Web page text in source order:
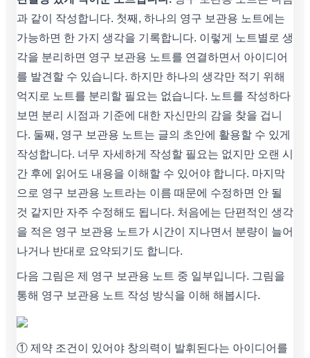
과 같이 작성합니다. 첫째, 하나의 영구 보관용 노트에는
가능하면 한 가지 생각을 기록합니다. 이렇게 노트별로 생
각을 분리하면 영구 보관용 노트를 연결하면서 아이디어
를 발견할 수 있습니다. 하지만 하나의 생각만 적기 위해
억지로 노트를 분리할 필요는 없습니다. 노트를 작성하다
보면 분리 시점과 기준에 대한 자신만의 감을 찾을 겁니
다. 둘째, 영구 보관용 노트는 글의 초안에 활용할 수 있게
작성합니다. 너무 자세하게 작성할 필요는 없지만 오랜 시
간 후에 읽어도 내용을 이해할 수 있어야 합니다. 마지막
으로 영구 보관용 노트라는 이름 때문에 수정하면 안 될
것 같지만 자주 수정해도 됩니다. 처음에는 단편적인 생각
을 적은 영구 보관용 노트가 시간이 지나면서 분량이 늘어
나거나 반대로 요약되기도 합니다.
다음 그림은 제 영구 보관용 노트 중 일부입니다. 그림을
통해 영구 보관용 노트 작성 방식을 이해 해봅시다.
① 제약 조건이 있어야 창의력이 발휘된다는 아이디어를